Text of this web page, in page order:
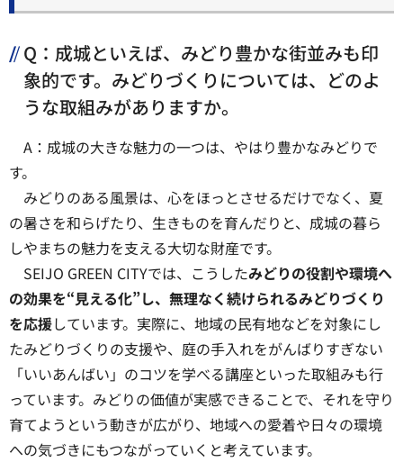
Q：成城といえば、みどり豊かな街並みも印
象的です。みどりづくりについては、どのよ
うな取組みがありますか。
A：成城の大きな魅力の一つは、やはり豊かなみどりで
す。
みどりのある風景は、心をほっとさせるだけでなく、夏
の暑さを和らげたり、生きものを育んだりと、成城の暮ら
しやまちの魅力を支える大切な財産です。
SEIJO GREEN CITYでは、こうしたみどりの役割や環境へ
の効果を“見える化”し、無理なく続けられるみどりづくり
を応援しています。実際に、地域の民有地などを対象にし
たみどりづくりの支援や、庭の手入れをがんばりすぎない
「いいあんばい」のコツを学べる講座といった取組みも行
っています。みどりの価値が実感できることで、それを守り
育てようという動きが広がり、地域への愛着や日々の環境
への気づきにもつながっていくと考えています。